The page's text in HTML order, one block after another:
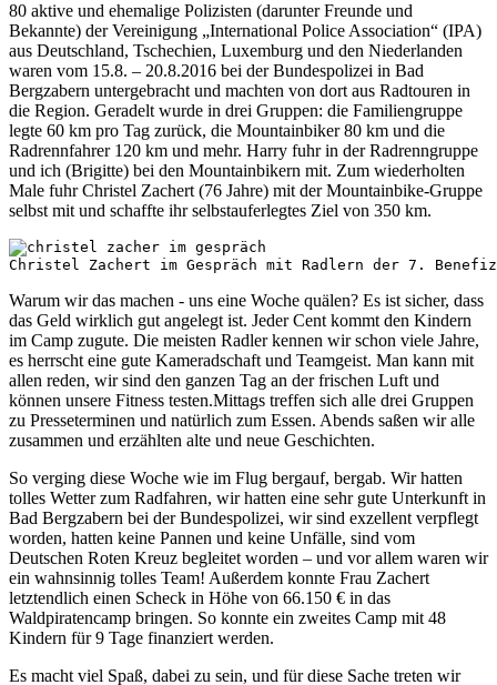
80 aktive und ehemalige Polizisten (darunter Freunde und
Bekannte) der Vereinigung „International Police Association“ (IPA)
aus Deutschland, Tschechien, Luxemburg und den Niederlanden
waren vom 15.8. – 20.8.2016 bei der Bundespolizei in Bad
Bergzabern untergebracht und machten von dort aus Radtouren in
die Region. Geradelt wurde in drei Gruppen: die Familiengruppe
legte 60 km pro Tag zurück, die Mountainbiker 80 km und die
Radrennfahrer 120 km und mehr. Harry fuhr in der Radrenngruppe
und ich (Brigitte) bei den Mountainbikern mit. Zum wiederholten
Male fuhr Christel Zachert (76 Jahre) mit der Mountainbike-Gruppe
selbst mit und schaffte ihr selbstauferlegtes Ziel von 350 km.
Christel Zachert im Gespräch mit Radlern der 7.
Warum wir das machen - uns eine Woche quälen? Es ist sicher, dass
das Geld wirklich gut angelegt ist. Jeder Cent kommt den Kindern
im Camp zugute. Die meisten Radler kennen wir schon viele Jahre,
es herrscht eine gute Kameradschaft und Teamgeist. Man kann mit
allen reden, wir sind den ganzen Tag an der frischen Luft und
können unsere Fitness testen.Mittags treffen sich alle drei Gruppen
zu Presseterminen und natürlich zum Essen. Abends saßen wir alle
zusammen und erzählten alte und neue Geschichten.
So verging diese Woche wie im Flug bergauf, bergab. Wir hatten
tolles Wetter zum Radfahren, wir hatten eine sehr gute Unterkunft in
Bad Bergzabern bei der Bundespolizei, wir sind exzellent verpflegt
worden, hatten keine Pannen und keine Unfälle, sind vom
Deutschen Roten Kreuz begleitet worden – und vor allem waren wir
ein wahnsinnig tolles Team! Außerdem konnte Frau Zachert
letztendlich einen Scheck in Höhe von 66.150 € in das
Waldpiratencamp bringen. So konnte ein zweites Camp mit 48
Kindern für 9 Tage finanziert werden.
Es macht viel Spaß, dabei zu sein, und für diese Sache treten wir